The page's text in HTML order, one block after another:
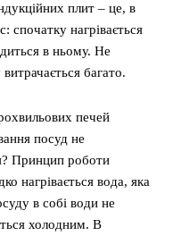
плит – це, в
спочатку нагрівається
в ньому. Не
багато.
печей
посуд не
Принцип роботи
нагрівається вода, яка
в собі води не
холодним. В